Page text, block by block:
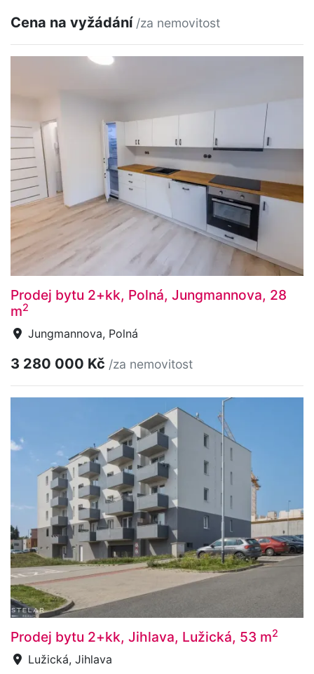
Cena na vyžádání /za nemovitost
Prodej bytu 2+kk, Polná, Jungmannova, 28
m2
Jungmannova, Polná
3 280 000 Kč /za nemovitost
Prodej bytu 2+kk, Jihlava, Lužická, 53 m2
Lužická, Jihlava